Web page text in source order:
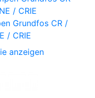
Grundfos CR /
/ CRIE
anzeigen